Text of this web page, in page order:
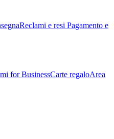
Reclami e resi Pagamento e
for BusinessCarte regaloArea